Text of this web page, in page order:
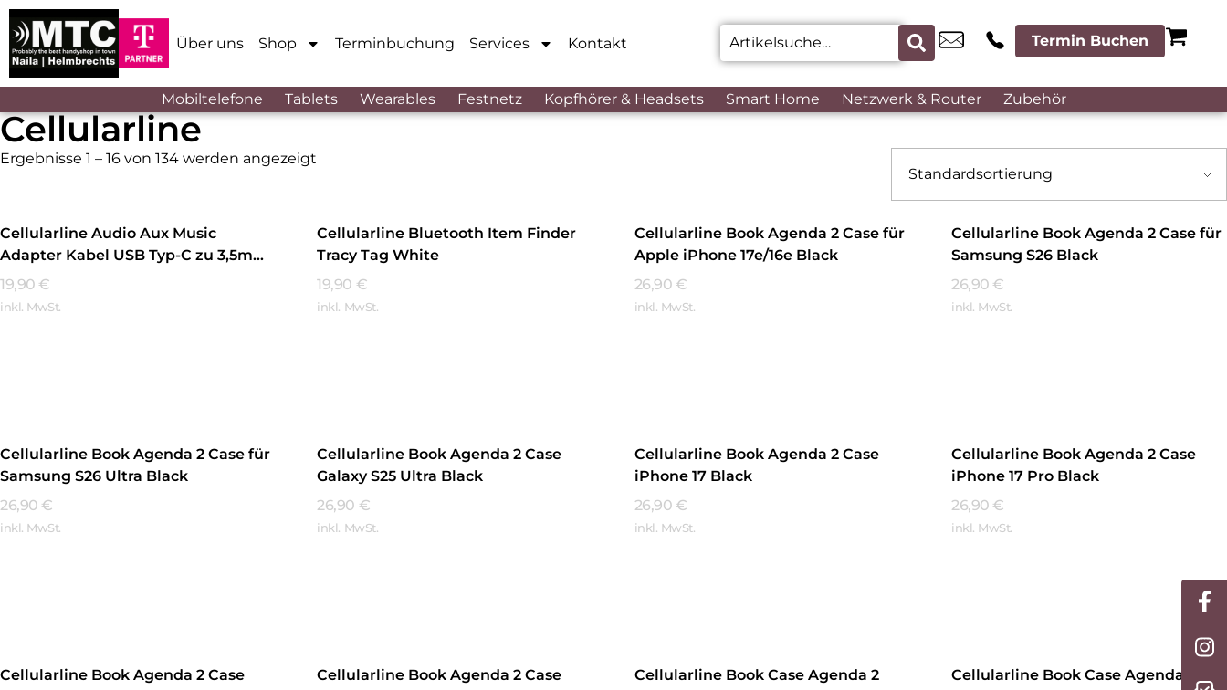
Über uns Shop Terminbuchung Services Kontakt Termin Buchen
Mobiltelefone Tablets Wearables Festnetz Kopfhörer & Headsets Smart Home Netzwerk & Router Zubehör
Cellularline
Ergebnisse 1 – 16 von 134 werden angezeigt
Cellularline Audio Aux Music
Adapter Kabel USB Typ-C zu 3,5mm
Klinke Schwarz
19,90 €
inkl. MwSt.
Cellularline Bluetooth Item Finder
Tracy Tag White
19,90 €
inkl. MwSt.
Cellularline Book Agenda 2 Case für
Apple iPhone 17e/16e Black
26,90 €
inkl. MwSt.
Cellularline Book Agenda 2 Case für
Samsung S26 Black
26,90 €
inkl. MwSt.
Cellularline Book Agenda 2 Case für
Samsung S26 Ultra Black
26,90 €
inkl. MwSt.
Cellularline Book Agenda 2 Case
Galaxy S25 Ultra Black
26,90 €
inkl. MwSt.
Cellularline Book Agenda 2 Case
iPhone 17 Black
26,90 €
inkl. MwSt.
Cellularline Book Agenda 2 Case
iPhone 17 Pro Black
26,90 €
inkl. MwSt.
Cellularline Book Agenda 2 Case
Cellularline Book Agenda 2 Case
Cellularline Book Case Agenda 2
Cellularline Book Case Agenda 2